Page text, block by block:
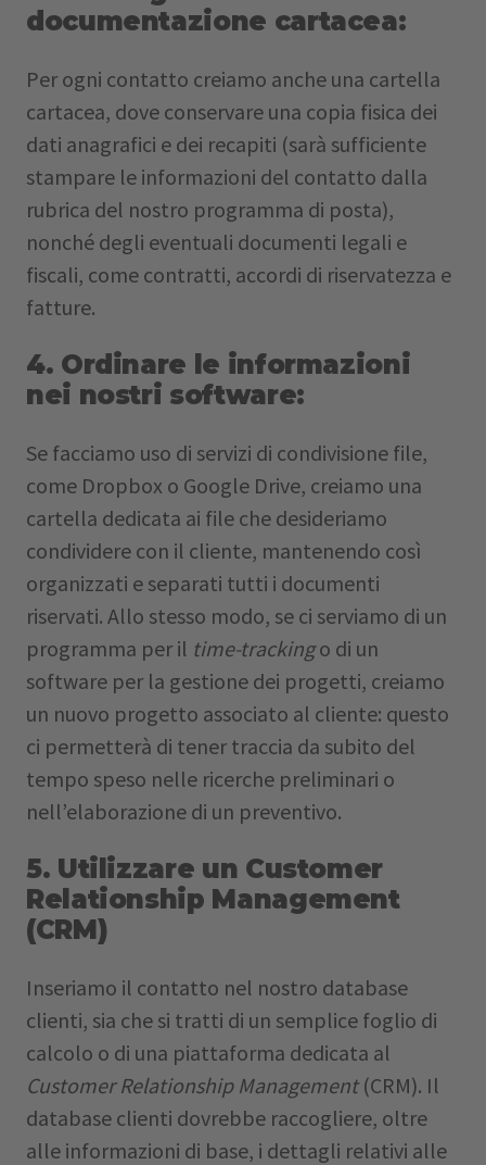
documentazione cartacea:
Per ogni contatto creiamo anche una cartella
cartacea, dove conservare una copia fisica dei
dati anagrafici e dei recapiti (sarà sufficiente
stampare le informazioni del contatto dalla
rubrica del nostro programma di posta),
nonché degli eventuali documenti legali e
fiscali, come contratti, accordi di riservatezza e
fatture.
4. Ordinare le informazioni
nei nostri software:
Se facciamo uso di servizi di condivisione file,
come Dropbox o Google Drive, creiamo una
cartella dedicata ai file che desideriamo
condividere con il cliente, mantenendo così
organizzati e separati tutti i documenti
riservati. Allo stesso modo, se ci serviamo di un
programma per il time-trackingo di un
software per la gestione dei progetti, creiamo
un nuovo progetto associato al cliente: questo
ci permetterà di tener traccia da subito del
tempo speso nelle ricerche preliminari o
nell’elaborazione di un preventivo.
5. Utilizzare un Customer
Relationship Management
(CRM)
Inseriamo il contatto nel nostro database
clienti, sia che si tratti di un semplice foglio di
calcolo o di una piattaforma dedicata al
Customer Relationship Management(CRM). Il
database clienti dovrebbe raccogliere, oltre
alle informazioni di base, i dettagli relativi alle